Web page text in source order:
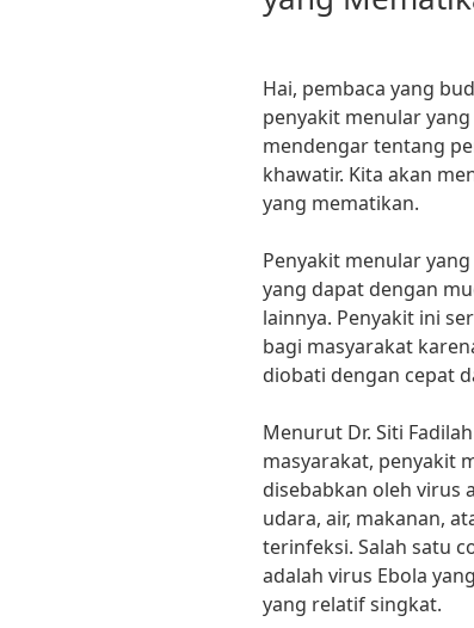
Hai, pembaca yang
penyakit menular
mendengar tentang
khawatir. Kita akan
yang mematikan.
Penyakit menular
yang dapat dengan
lainnya. Penyakit ini
bagi masyarakat
diobati dengan cepat
Menurut Dr. Siti
masyarakat, penyakit
disebabkan oleh virus
udara, air, makanan,
terinfeksi. Salah satu
adalah virus Ebola
yang relatif singkat.